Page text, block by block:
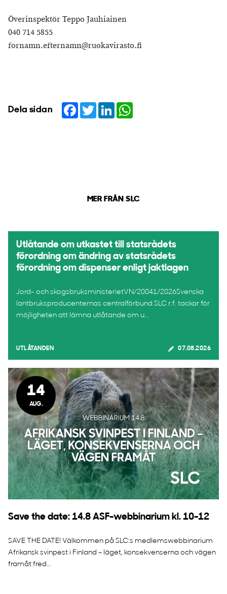
Överinspektör Teppo Jauhiainen
040 714 5855
fornamn.efternamn@ruokavirasto.fi
Dela sidan Facebook
TwitterLinkedIn
MER FRÅN SLC
Utlåtande om utkastet till statsrådets
förordning om ändring av statsrådets
förordning om dispenser enligt jaktlagen
Jord- och skogsbruksministerietVN/20041/2026Svenska
lantbruksproducenternas centralförbund SLC r.f. tackar för
möjligheten att lämna utlåtande om u...
UTLÅTANDEN 07.08.2026
14
AUG.
Save the date: 14.8 ASF-webbinarium kl. 10-12
SAVE THE DATE! Välkommen på SLC:s medlemswebbinarium
Afrikansk svinpest i Finland – läget, konsekvenserna och vägen
framåt fred...